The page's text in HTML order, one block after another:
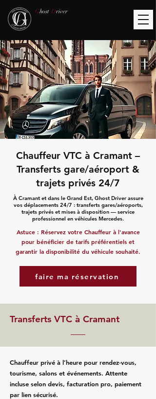
Ghost Driver
Chauffeur VTC à Cramant –
Transferts gare/aéroport &
trajets privés 24/7
À Cramant et dans le Grand Est, Ghost Driver assure
vos déplacements 24/7 : transferts gares/aéroports,
trajets privés et mises à disposition — service
professionnel en véhicules Mercedes.
Astuce : Réservez votre Chauffeur à l'avance
pour bénéficier de tarifs préférentiels et
garantir la disponibilité du véhicule souhaité.
faire ma réservation
Transferts VTC à Cramant
Chauffeur privé à l’heure pour rendez‑vous,
tourisme, salons et événements. Attente
incluse selon devis, facturation pro, paiement
par lien sécurisé.